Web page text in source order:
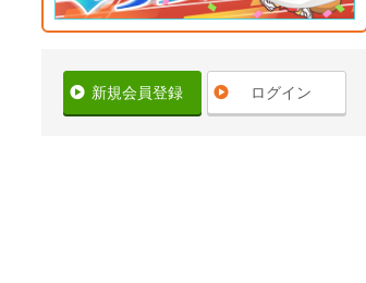
新規会員登録 ログイン